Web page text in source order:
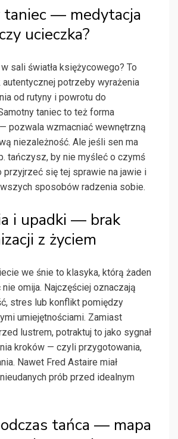
taniec — medytacja
ucieczka?
sali światła księżycowego? To
potrzeby wyrażenia
od rutyny i powrotu do
taniec to też forma
pozwala wzmacniać wewnętrzną
niezależność. Ale jeśli sen ma
tańczysz, by nie myśleć o czymś
przyjrzeć się tej sprawie na jawie i
sposobów radzenia sobie.
i upadki — brak
z życiem
we śnie to klasyka, którą żaden
omija. Najczęściej oznaczają
stres lub konflikt pomiędzy
umiejętnościami. Zamiast
lustrem, potraktuj to jako sygnał
kroków — czyli przygotowania,
Nawet Fred Astaire miał
prób przed idealnym
tańca — mapa